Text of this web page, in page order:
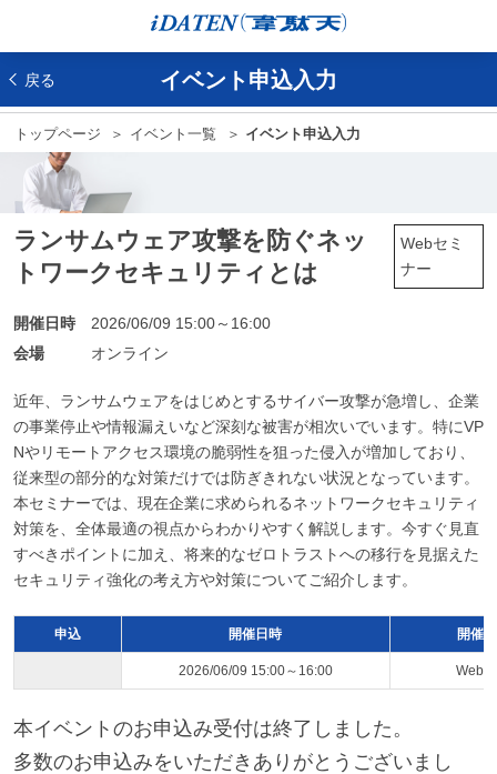
戻る イベント申込入力
トップページ イベント一覧 イベント申込入力
Webセミ
ナー
ランサムウェア攻撃を防ぐネッ
トワークセキュリティとは
開催日時
2026/06/09 15:00～16:00
会場
オンライン
近年、ランサムウェアをはじめとするサイバー攻撃が急増し、企業
の事業停止や情報漏えいなど深刻な被害が相次いでいます。特にVP
Nやリモートアクセス環境の脆弱性を狙った侵入が増加しており、
従来型の部分的な対策だけでは防ぎきれない状況となっています。
本セミナーでは、現在企業に求められるネットワークセキュリティ
対策を、全体最適の視点からわかりやすく解説します。今すぐ見直
すべきポイントに加え、将来的なゼロトラストへの移行を見据えた
セキュリティ強化の考え方や対策についてご紹介します。
申込 開催日時 開催
2026/06/09 15:00～16:00 Web
本イベントのお申込み受付は終了しました。
多数のお申込みをいただきありがとうございまし